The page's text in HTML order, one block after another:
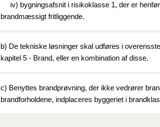
iv) bygningsafsnit i risikoklasse 1, der er
brandmæssigt fritliggende.
b) De tekniske løsninger skal udføres i
kapitel 5 - Brand, eller en kombination af disse.
c) Benyttes brandprøvning, der ikke vedrører
brandforholdene, indplaceres byggeriet i